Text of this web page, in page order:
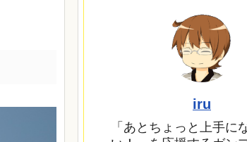
iru
「あとちょっと上手に